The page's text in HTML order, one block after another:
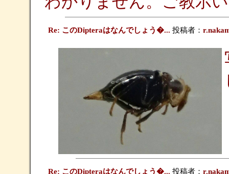
Re: このDipteraはなんでしょう�... 投稿者：
Re: このDipteraはなんでしょう�... 投稿者：